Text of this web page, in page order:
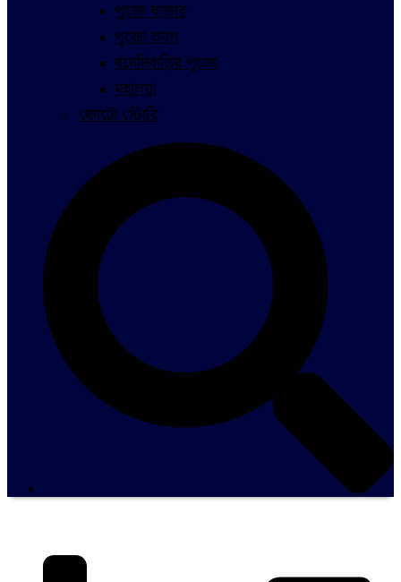
পুজো বাজার
পুজো ভ্রমণ
বনেদিবাড়ির পুজো
মহালয়া
ফোটো স্টোরি